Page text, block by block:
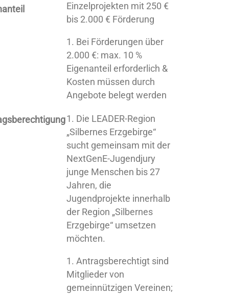
Einzelprojekten mit 250 €
bis 2.000 € Förderung
Bei Förderungen über
2.000 €: max. 10 %
Eigenanteil erforderlich &
Kosten müssen durch
Angebote belegt werden
Die LEADER-Region
„Silbernes Erzgebirge“
sucht gemeinsam mit der
NextGenE-Jugendjury
junge Menschen bis 27
Jahren, die
Jugendprojekte innerhalb
der Region „Silbernes
Erzgebirge“ umsetzen
möchten.
Antragsberechtigt sind
Mitglieder von
gemeinnützigen Vereinen;